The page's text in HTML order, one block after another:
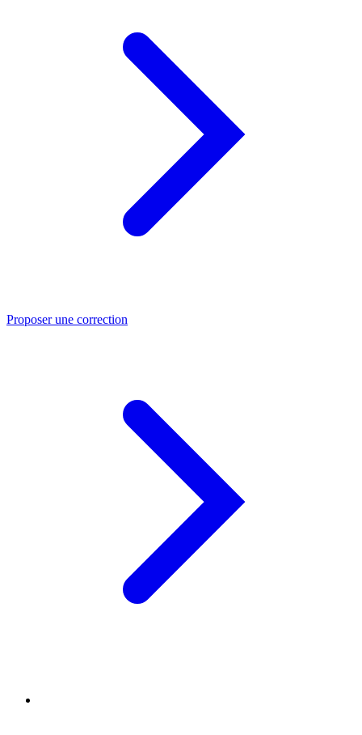
Proposer une correction